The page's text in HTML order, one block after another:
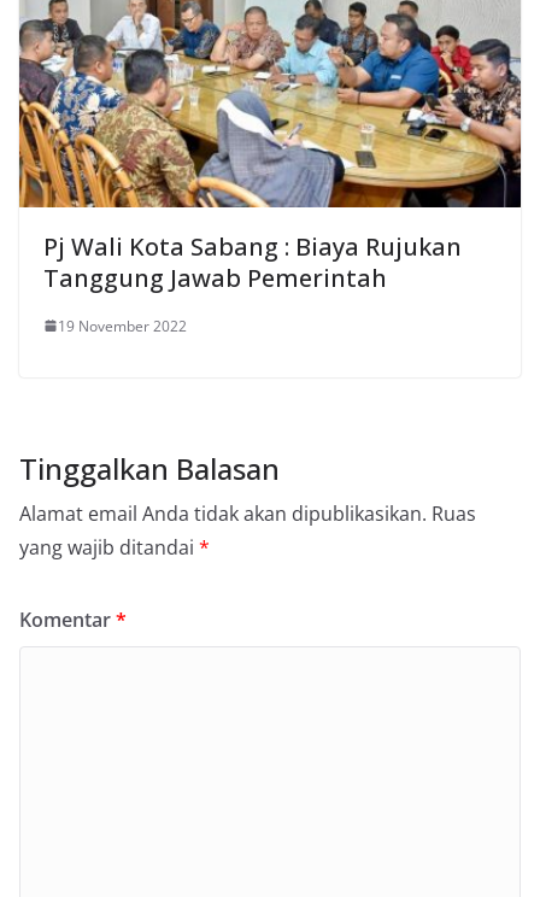
Pj Wali Kota Sabang : Biaya Rujukan
Tanggung Jawab Pemerintah
19 November 2022
Tinggalkan Balasan
Alamat email Anda tidak akan dipublikasikan. Ruas
yang wajib ditandai *
Komentar*